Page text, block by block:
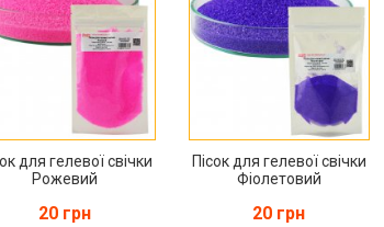
для гелевої свічки
Рожевий
20 грн
Пісок для гелевої свічки
Фіолетовий
20 грн